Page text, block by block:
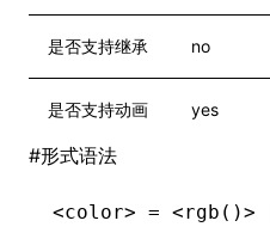
是否支持继承 no
是否支持动画 yes
#形式语法
<color> =